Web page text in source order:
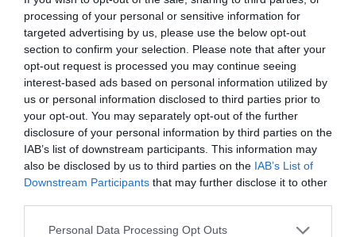
processing of your personal or sensitive information for
targeted advertising by us, please use the below opt-out
section to confirm your selection. Please note that after your
opt-out request is processed you may continue seeing
interest-based ads based on personal information utilized by
us or personal information disclosed to third parties prior to
your opt-out. You may separately opt-out of the further
disclosure of your personal information by third parties on the
IAB’s list of downstream participants. This information may
also be disclosed by us to third parties on the IAB’s List of
Downstream Participants that may further disclose it to other
Please note that this website/app uses one or more Google
Personal Data Processing Opt Outs